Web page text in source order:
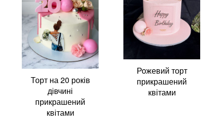
Торт на 20 років
дівчині
прикрашений
квітами
Рожевий торт
прикрашений
квітами